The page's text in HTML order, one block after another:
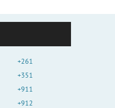
+261
+351
+911
+912